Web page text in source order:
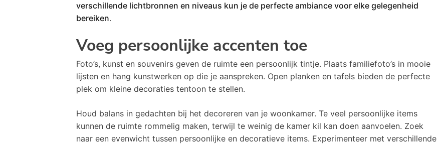
verschillende lichtbronnen en niveaus kun je de perfecte ambiance voor elke gelegenheid
bereiken.
Voeg persoonlijke accenten toe
Foto’s, kunst en souvenirs geven de ruimte een persoonlijk tintje. Plaats familiefoto’s in mooie
lijsten en hang kunstwerken op die je aanspreken. Open planken en tafels bieden de perfecte
plek om kleine decoraties tentoon te stellen.
Houd balans in gedachten bij het decoreren van je woonkamer. Te veel persoonlijke items
kunnen de ruimte rommelig maken, terwijl te weinig de kamer kil kan doen aanvoelen. Zoek
naar een evenwicht tussen persoonlijke en decoratieve items. Experimenteer met verschillende